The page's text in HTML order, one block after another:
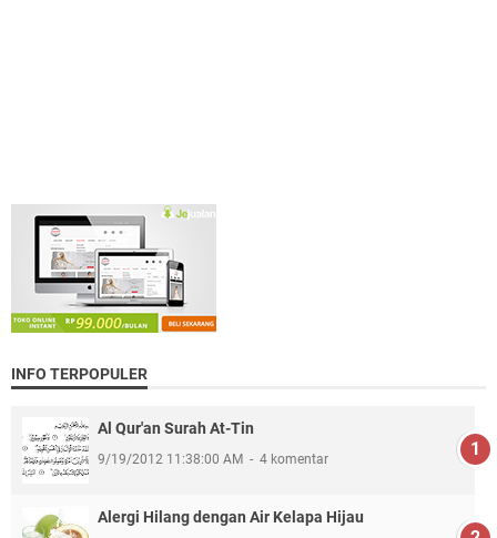
INFO TERPOPULER
Al Qur'an Surah At-Tin
9/19/2012 11:38:00 AM 4 komentar
Alergi Hilang dengan Air Kelapa Hijau